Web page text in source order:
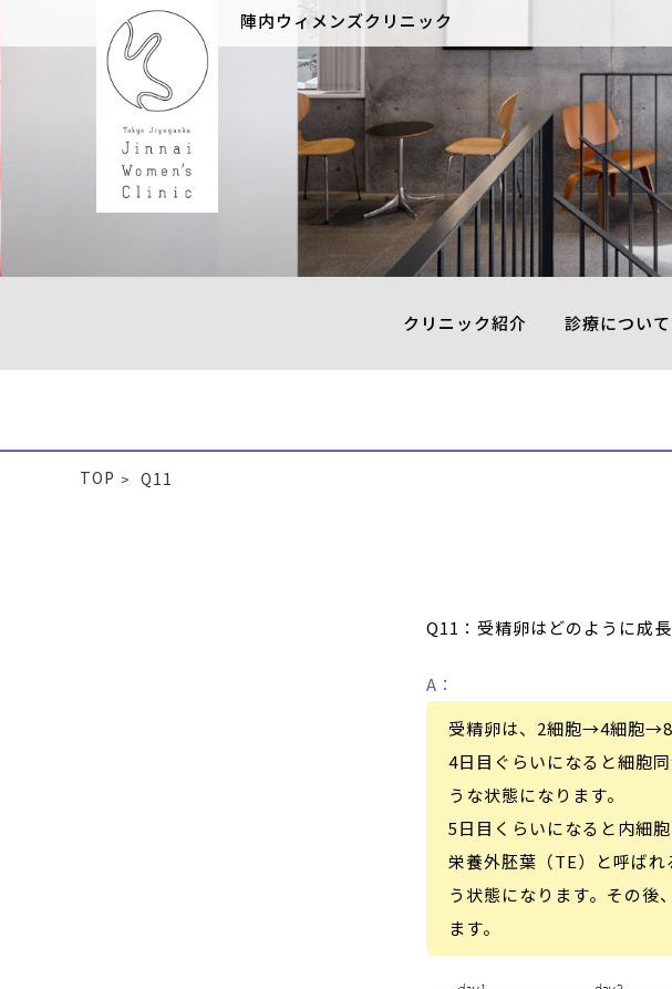
陣内ウィメンズクリニック
クリニック紹介 診療について
TOP Q11
Q11：受精卵はどのように成
A：
受精卵は、2細胞→4細胞→8
4日目ぐらいになると細胞
うな状態になります。
5日目くらいになると内細
栄養外胚葉（TE）と呼ば
う状態になります。その後
ます。